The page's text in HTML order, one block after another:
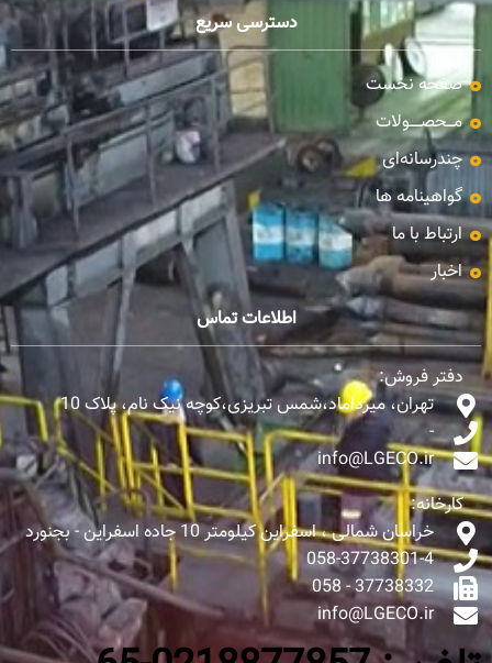
دسترسی سریع
صفحه نخست
مـــحصـــــولات
چندرسانه‌ای
گواهینامه ها
ارتباط با ما
اخبار
اطلاعات تماس
دفتر فروش:
تهران، میرداماد،شمس تبریزی،کوچه نیک نام، پلاک 10
-
info@LGECO.ir
کارخانه:
خراسان شمالی ، اسفراین کیلومتر 10 جاده اسفراین - بجنورد
058-37738301-4
37738332 - 058
info@LGECO.ir